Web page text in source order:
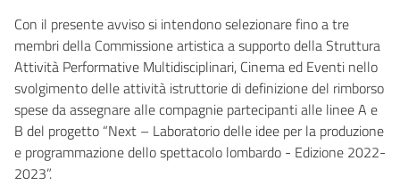
Con il presente avviso si intendono selezionare fino a tre
membri della Commissione artistica a supporto della Struttura
Attività Performative Multidisciplinari, Cinema ed Eventi nello
svolgimento delle attività istruttorie di definizione del rimborso
spese da assegnare alle compagnie partecipanti alle linee A e
B del progetto “Next – Laboratorio delle idee per la produzione
e programmazione dello spettacolo lombardo - Edizione 2022-
2023”.